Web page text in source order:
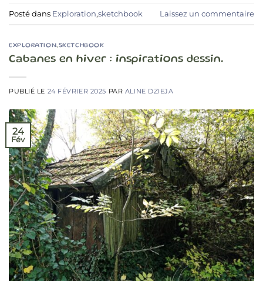
Posté dans Exploration,sketchbook Laissez un commentaire
EXPLORATION, SKETCHBOOK
Cabanes en hiver : inspirations dessin.
PUBLIÉ LE 24 FÉVRIER 2025 PAR ALINE DZIEJA
24
Fév